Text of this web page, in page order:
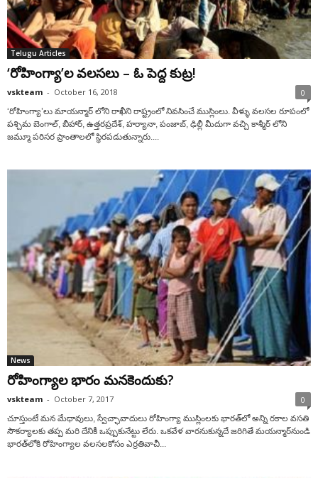
Telugu Articles
‘రోహింగ్యా’ల వలసలు – ఓ పెద్ద కుట్ర!
vskteam - October 16, 2018 0
‘రోహింగ్యా’లు మాయన్మార్ లోని రాఖీని రాష్ట్రంలో నివసించే ముస్లింలు. వీళ్ళు వలసల రూపంలో
పశ్చిమ బెంగాల్, బీహార్, ఉత్తరప్రదేశ్, హర్యానా, పంజాబ్, ఢిల్లీ మీదుగా వచ్చి కాశ్మీర్ లోని
జమ్మూ పరిసర ప్రాంతాలలో స్థిరపడుతున్నారు....
News
రోహింగ్యాల భారం మనకెందుకు?
vskteam - October 7, 2017 0
చూస్తుంటే మన మేధావులు, స్వేచ్ఛావాదులు రోహింగ్యా ముస్లింలకు భారత్‌లో అన్ని రకాల వసతి
సౌకర్యాలకు తప్ప మరి దేనికీ ఒప్పుకునేట్టు లేరు. ఒకవేళ వారనుకున్నదే జరిగితే మయన్మార్‌నుండి
భారత్‌లోకి రోహింగ్యాల వలసలకోసం ఎర్రతివాచీ...